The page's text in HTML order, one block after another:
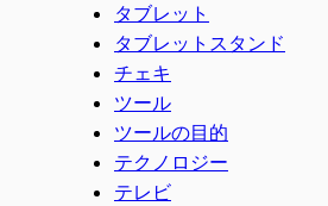
タブレット
タブレットスタンド
チェキ
ツール
ツールの目的
テクノロジー
テレビ